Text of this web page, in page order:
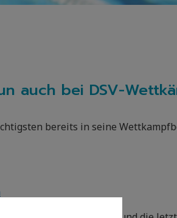
auch bei DSV-
bereits in seine